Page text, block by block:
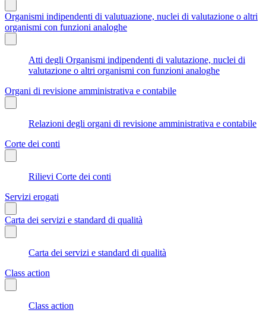
Organismi indipendenti di valutuazione, nuclei di valutazione o altri
organismi con funzioni analoghe
Atti degli Organismi indipendenti di valutazione, nuclei di
valutazione o altri organismi con funzioni analoghe
Organi di revisione amministrativa e contabile
Relazioni degli organi di revisione amministrativa e contabile
Corte dei conti
Rilievi Corte dei conti
Servizi erogati
Carta dei servizi e standard di qualità
Carta dei servizi e standard di qualità
Class action
Class action